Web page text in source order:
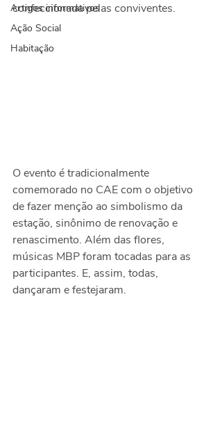
Artigos informativos
Ação Social
Habitação
confeccionada pelas conviventes.
O evento é tradicionalmente
comemorado no CAE com o objetivo
de fazer menção ao simbolismo da
estação, sinônimo de renovação e
renascimento. Além das flores,
músicas MBP foram tocadas para as
participantes. E, assim, todas,
dançaram e festejaram.